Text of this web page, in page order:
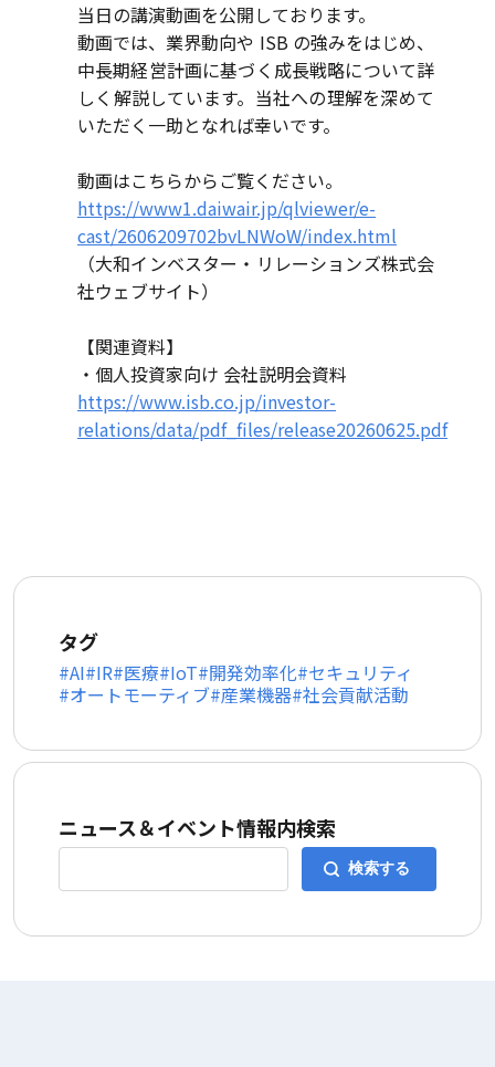
当日の講演動画を公開しております。
動画では、業界動向や ISB の強みをはじめ、
中長期経営計画に基づく成長戦略について詳
しく解説しています。当社への理解を深めて
いただく一助となれば幸いです。
動画はこちらからご覧ください。
https://www1.daiwair.jp/qlviewer/e-
cast/2606209702bvLNWoW/index.html
（大和インベスター・リレーションズ株式会
社ウェブサイト）
【関連資料】
・個人投資家向け 会社説明会資料
https://www.isb.co.jp/investor-
relations/data/pdf_files/release20260625.pdf
タグ
AI IR 医療 IoT 開発効率化 セキュリティ
オートモーティブ 産業機器 社会貢献活動
ニュース＆イベント情報内検索